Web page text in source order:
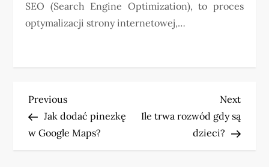
SEO (Search Engine Optimization), to proces
optymalizacji strony internetowej,…
N
a
Previous
Post
Previous
Jak dodać pinezkę
w Google Maps?
Next
Post
Next
Ile trwa rozwód gdy są
dzieci?